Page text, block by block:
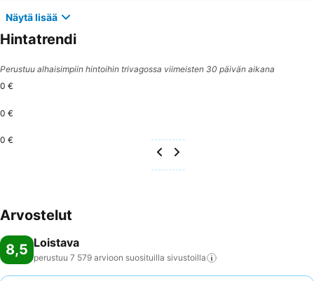
Näytä lisää
Hintatrendi
Perustuu alhaisimpiin hintoihin trivagossa viimeisten 30 päivän aikana
0 €
0 €
0 €
Arvostelut
8,5 Loistava
perustuu 7 579 arvioon suosituilla sivustoilla